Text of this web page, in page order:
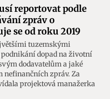
reportovat podle
zpráv o
se od roku 2019
tuzemskými
dopad na životní
dodavatelům a jaké
zpráv. Za
projektová manažerka